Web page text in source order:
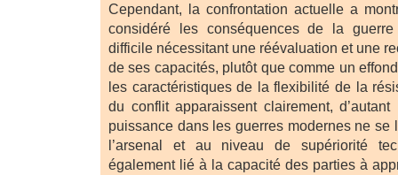
Cependant, la confrontation actuelle a
considéré les conséquences de la
difficile nécessitant une réévaluation et une
de ses capacités, plutôt que comme un
les caractéristiques de la flexibilité de la
du conflit apparaissent clairement,
puissance dans les guerres modernes ne
l’arsenal et au niveau de supériorité
également lié à la capacité des parties à